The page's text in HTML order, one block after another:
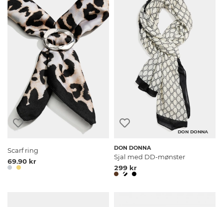
Scarf ring
69.90 kr
DON DONNA
DON DONNA
Sjal med DD-mønster
299 kr